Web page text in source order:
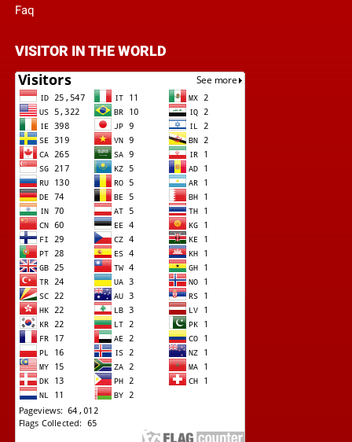
Faq
VISITOR IN THE WORLD